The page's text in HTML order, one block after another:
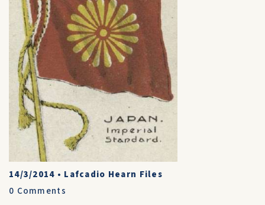
14/3/2014 • Lafcadio Hearn Files
0 Comments